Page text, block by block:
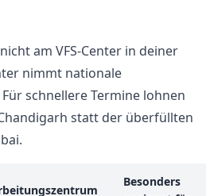
am VFS-Center in deiner
nimmt nationale
schnellere Termine lohnen
statt der überfüllten
Besonders